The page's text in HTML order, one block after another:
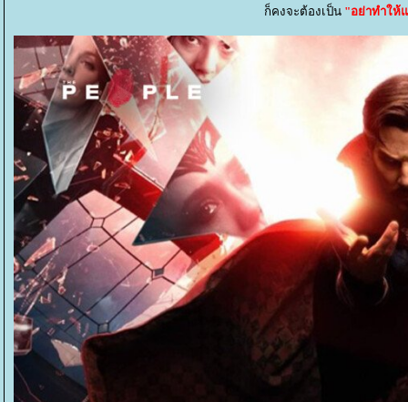
ก็คงจะต้องเป็น "อย่าทำให้